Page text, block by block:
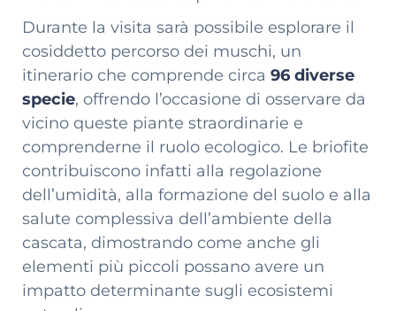
Durante la visita sarà possibile esplorare il
cosiddetto percorso dei muschi, un
itinerario che comprende circa 96 diverse
specie, offrendo l’occasione di osservare da
vicino queste piante straordinarie e
comprenderne il ruolo ecologico. Le briofite
contribuiscono infatti alla regolazione
dell’umidità, alla formazione del suolo e alla
salute complessiva dell’ambiente della
cascata, dimostrando come anche gli
elementi più piccoli possano avere un
impatto determinante sugli ecosistemi